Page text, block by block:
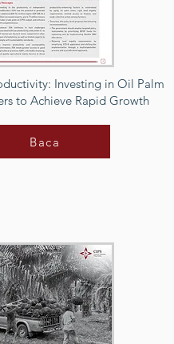
Investing in Oil Palm
to Achieve Rapid Growth
Baca